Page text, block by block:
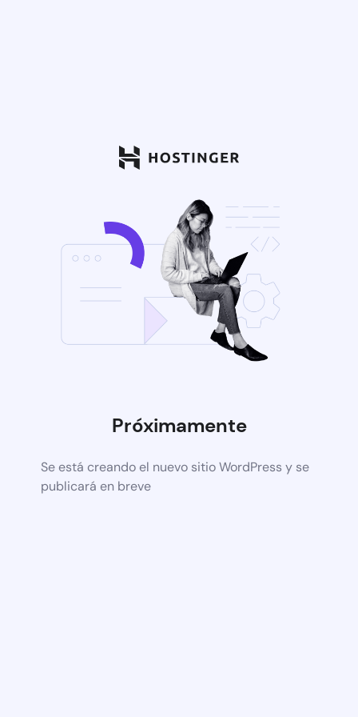
Próximamente
Se está creando el nuevo sitio WordPress y se
publicará en breve